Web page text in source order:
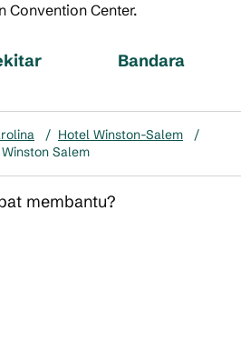
Convention Center.
Bandara
/ Hotel Winston-Salem
/
Salem
membantu?